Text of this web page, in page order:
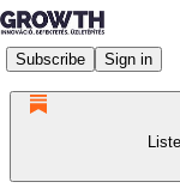
Subscribe Sign in